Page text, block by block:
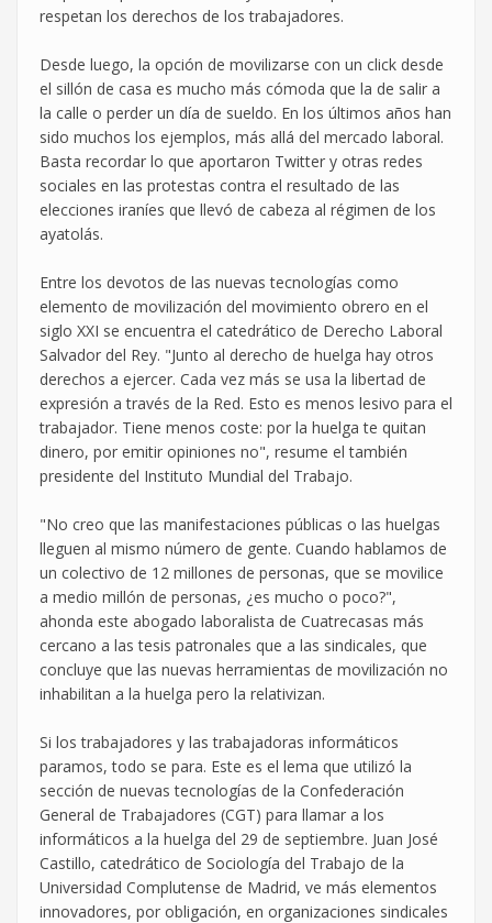
respetan los derechos de los trabajadores.
Desde luego, la opción de movilizarse con un click desde
el sillón de casa es mucho más cómoda que la de salir a
la calle o perder un día de sueldo. En los últimos años han
sido muchos los ejemplos, más allá del mercado laboral.
Basta recordar lo que aportaron Twitter y otras redes
sociales en las protestas contra el resultado de las
elecciones iraníes que llevó de cabeza al régimen de los
ayatolás.
Entre los devotos de las nuevas tecnologías como
elemento de movilización del movimiento obrero en el
siglo XXI se encuentra el catedrático de Derecho Laboral
Salvador del Rey. "Junto al derecho de huelga hay otros
derechos a ejercer. Cada vez más se usa la libertad de
expresión a través de la Red. Esto es menos lesivo para el
trabajador. Tiene menos coste: por la huelga te quitan
dinero, por emitir opiniones no", resume el también
presidente del Instituto Mundial del Trabajo.
"No creo que las manifestaciones públicas o las huelgas
lleguen al mismo número de gente. Cuando hablamos de
un colectivo de 12 millones de personas, que se movilice
a medio millón de personas, ¿es mucho o poco?",
ahonda este abogado laboralista de Cuatrecasas más
cercano a las tesis patronales que a las sindicales, que
concluye que las nuevas herramientas de movilización no
inhabilitan a la huelga pero la relativizan.
Si los trabajadores y las trabajadoras informáticos
paramos, todo se para. Este es el lema que utilizó la
sección de nuevas tecnologías de la Confederación
General de Trabajadores (CGT) para llamar a los
informáticos a la huelga del 29 de septiembre. Juan José
Castillo, catedrático de Sociología del Trabajo de la
Universidad Complutense de Madrid, ve más elementos
innovadores, por obligación, en organizaciones sindicales